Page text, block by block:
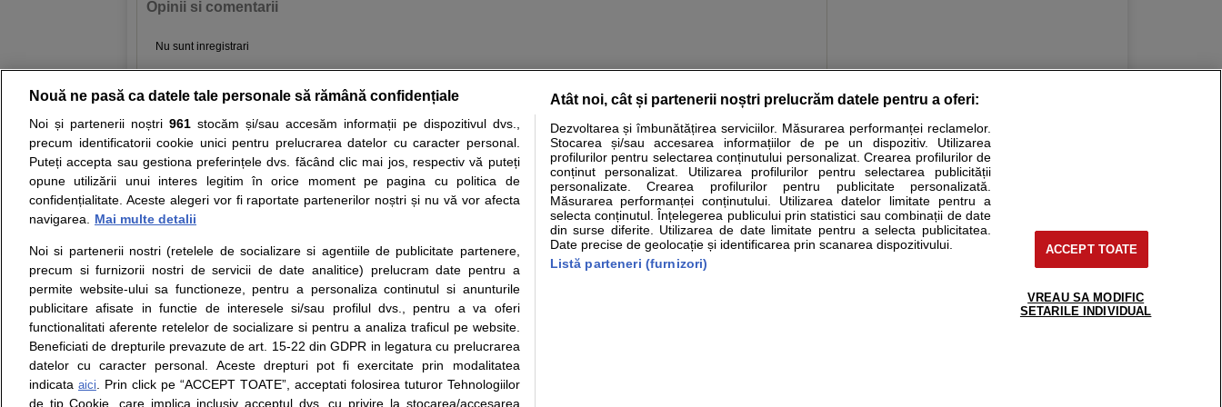
Opinii si comentarii
Nu sunt inregistrari
Resurse: Autoevaluare simptome Interpretare analize Specialitati medicale
Opiniile avizate ale medicilor, sfaturile si orice alte informatii despre sanatate disponibile pe sfatulmedicului.ro au scop informativ si educational. Ele nu pot substitui consultul medical direct si
nici diagnosticul stabilit in urma investigatiilor si analizelor medicale. Va sfatuim, ca pe langa informatia primita pe sfatulmedicului.ro sa consultati fie medicul Dvs., fie unul dintre medicii pe care
ii punem la dispozitie pentru programare in sistemul de programari la medic Clickmed.
Despre noi
Contact
Intrebari frecvente
Consultanti
medicali
Termeni si conditii
Politica de
confidentialitate
Politica de cookie
Modifica Setarile Cookie
Drepturile consumatorului
Protectia consumatorilor -
ANPC
Solutionarea Alternativa a
Litigiilor
Info consumator: 0800.080.999
Formulare europene - CNAS
Ministerul Sanatatii - ANMDM
Parteneri
Inscriere clinica
Pentru pacient
support@sfatulmedicului.ro
0374 109 268
Nouă ne pasă ca datele tale personale să rămână confidențiale
Noi și partenerii noștri 961stocăm și/sau accesăm informații pe dispozitivul dvs.,
precum identificatorii cookie unici pentru prelucrarea datelor cu caracter personal.
Puteți accepta sau gestiona preferințele dvs. făcând clic mai jos, respectiv vă puteți
opune utilizării unui interes legitim în orice moment pe pagina cu politica de
confidențialitate. Aceste alegeri vor fi raportate partenerilor noștri și nu vă vor afecta
navigarea.
Mai multe detalii
Noi si partenerii nostri (retelele de socializare si agentiile de publicitate partenere,
precum si furnizorii nostri de servicii de date analitice) prelucram date pentru a
permite website-ului sa functioneze, pentru a personaliza continutul si anunturile
publicitare afisate in functie de interesele si/sau profilul dvs., pentru a va oferi
functionalitati aferente retelelor de socializare si pentru a analiza traficul pe website.
Beneficiati de drepturile prevazute de art. 15-22 din GDPR in legatura cu prelucrarea
datelor cu caracter personal. Aceste drepturi pot fi exercitate prin modalitatea
indicata aici. Prin click pe “ACCEPT TOATE”, acceptati folosirea tuturor Tehnologiilor
de tip Cookie, care implica inclusiv acceptul dvs. cu privire la stocarea/accesarea
Atât noi, cât și partenerii noștri prelucrăm datele pentru a oferi:
Dezvoltarea și îmbunătățirea serviciilor. Măsurarea performanței reclamelor.
Stocarea și/sau accesarea informațiilor de pe un dispozitiv. Utilizarea
profilurilor pentru selectarea conținutului personalizat. Crearea profilurilor de
conținut personalizat. Utilizarea profilurilor pentru selectarea publicității
personalizate. Crearea profilurilor pentru publicitate personalizată.
Măsurarea performanței conținutului. Utilizarea datelor limitate pentru a
selecta conținutul. Înțelegerea publicului prin statistici sau combinații de date
din surse diferite. Utilizarea de date limitate pentru a selecta publicitatea.
Date precise de geolocație și identificarea prin scanarea dispozitivului.
Listă parteneri (furnizori)
ACCEPT TOATE
VREAU SA MODIFIC
SETARILE INDIVIDUAL